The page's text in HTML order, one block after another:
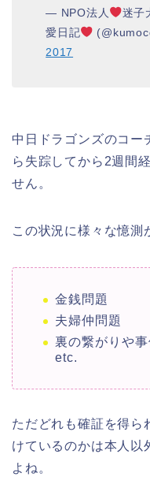
— NPO法人 迷子
愛日記
2017
中日ドラゴンズのコー
ら失踪してから2週間
せん。
この状況に様々な憶測
金銭問題
夫婦仲問題
裏の繋がり
etc.
ただどれも確証を得ら
けているのかは本人以
よね。